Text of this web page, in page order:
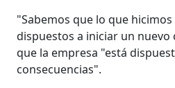
"Sabemos que lo que
dispuestos a iniciar un
que la empresa "está
consecuencias".